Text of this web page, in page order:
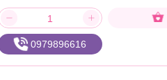
0979896616